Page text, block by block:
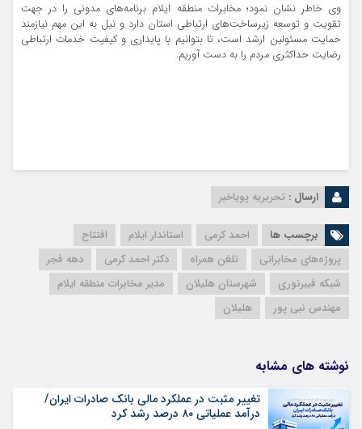
وی خاطر نشان نمود؛ مخابرات منطقه ایلام برنامه‌های مدونی را در جهت
تقویت و توسعه زیرساخت‌های ارتباطی استان دارد و نیل به این مهم نیازمند
حمایت مسئولین ارشد است، تا بتوانیم با پایداری و کیفیت خدمات ارتباطی
رضایت حداکثری مردم را به دست آوریم.
ارسال : تحریریه پویاخبر
برچسب ها احمد کرمی استاندار ایلام
افتتاح
پروژه‌های مخابراتی
تلغن همراه دکتر احمد کرمی
دهه فجر
شبکه فیبرنوری
شهرستان هلیلان
مدیر مخابرات منطقه ایلام
مهندس نبی پور
هلیلان
نوشته های مشابه
تغییر مثبت در عملکرد مالی بانک صادرات ایران/
درآمد عملیاتی ۸۰ درصد رشد کرد